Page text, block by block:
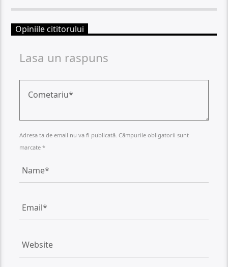
Opiniile cititorului
Lasa un raspuns
Adresa ta de email nu va fi publicată. Câmpurile obligatorii sunt
marcate *